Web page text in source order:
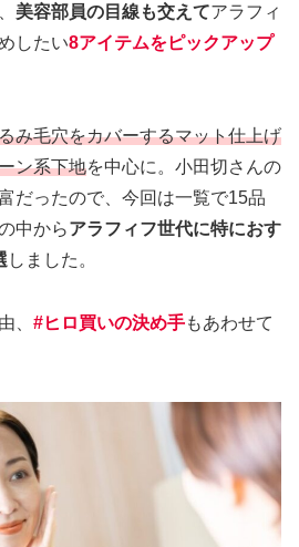
美容部員の目線も交えてアラフィ
したい8アイテムをピックアップ
み毛穴をカバーするマット仕上げ
ン系下地を中心に。小田切さんの
だったので、今回は一覧で15品
中からアラフィフ世代に特におす
しました。
、 #ヒロ買いの決め手もあわせて